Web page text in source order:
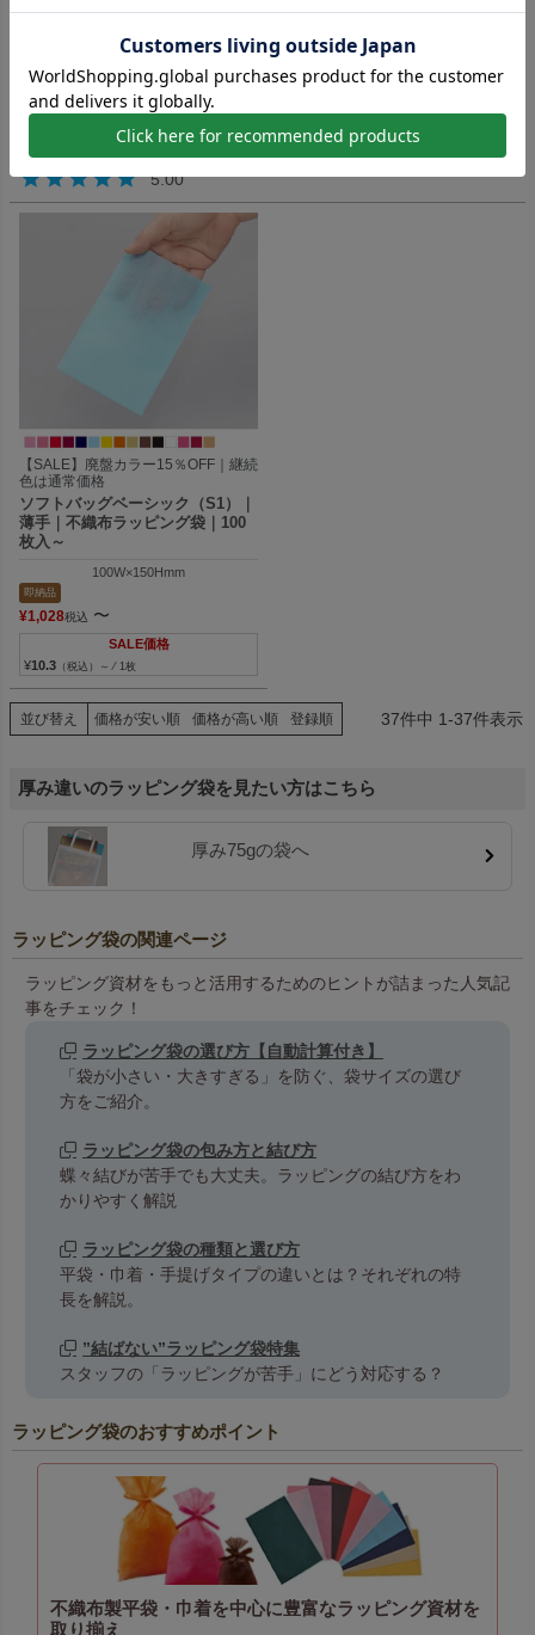
ソフトバッグベーシック（S6）｜
310W×500Hmm
即納品
¥
5.00
ソフトバッグベーシック（S5）｜
枚入～
240W×400Hmm
3,410 税込
【SALE】廃盤カラー15％OFF｜継続
色は通常価格
ソフトバッグベーシック（S1）｜
薄手｜不織布ラッピング袋｜100
枚入～
100W×150Hmm
即納品
¥1,028税込 〜
SALE価格
¥10.3 （税込）～ ⁄ 1枚
並び替え 価格が安い順 価格が高い順 登録順 37件中 1-37件表示
厚み違いのラッピング袋を見たい方はこちら
厚み75gの袋へ
ラッピング袋の関連ページ
ラッピング資材をもっと活用するためのヒントが詰まった人気記
事をチェック！
ラッピング袋の選び方【自動計算付き】
「袋が小さい・大きすぎる」を防ぐ、袋サイズの選び
方をご紹介。
ラッピング袋の包み方と結び方
蝶々結びが苦手でも大丈夫。ラッピングの結び方をわ
かりやすく解説
ラッピング袋の種類と選び方
平袋・巾着・手提げタイプの違いとは？それぞれの特
長を解説。
”結ばない”ラッピング袋特集
スタッフの「ラッピングが苦手」にどう対応する？
ラッピング袋のおすすめポイント
不織布製平袋・巾着を中心に豊富なラッピング資材を
取り揃え